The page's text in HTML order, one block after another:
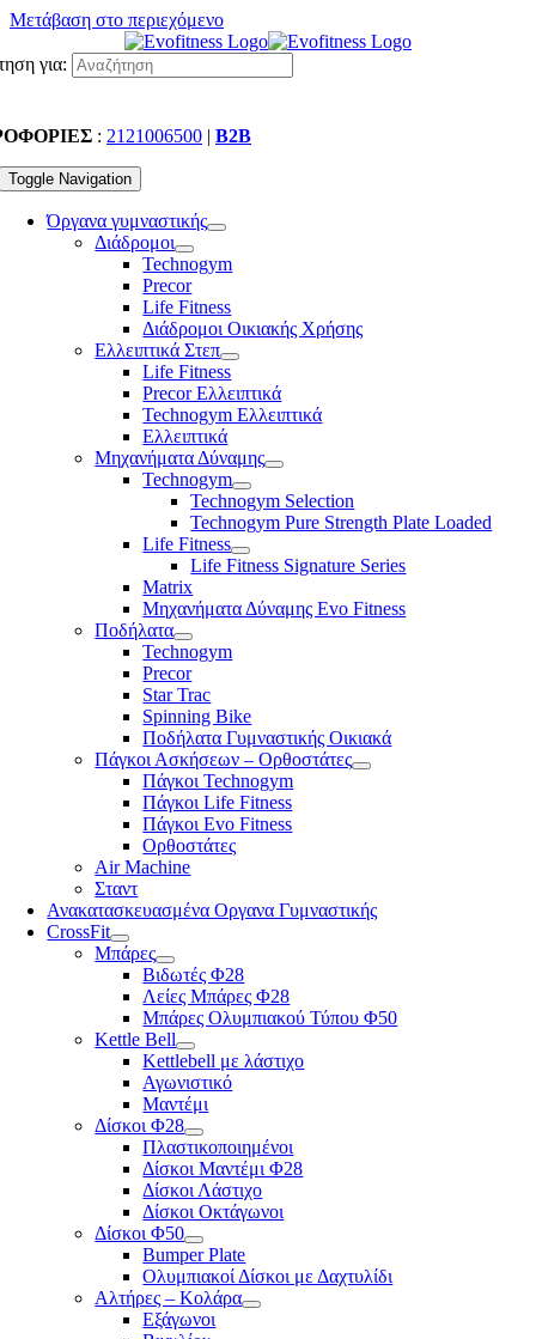
Μετάβαση στο περιεχόμενο
για:
: 2121006500 | B2B
Toggle Navigation
Όργανα γυμναστικής
Διάδρομοι
Technogym
Precor
Life Fitness
Διάδρομοι Οικιακής Χρήσης
Ελλειπτικά Στεπ
Life Fitness
Precor Ελλειπτικά
Technogym Ελλειπτικά
Ελλειπτικά
Μηχανήματα Δύναμης
Technogym
Technogym Selection
Technogym Pure Strength Plate Loaded
Life Fitness
Life Fitness Signature Series
Matrix
Μηχανήματα Δύναμης Evo Fitness
Ποδήλατα
Technogym
Precor
Star Trac
Spinning Bike
Ποδήλατα Γυμναστικής Οικιακά
Πάγκοι Ασκήσεων – Ορθοστάτες
Πάγκοι Technogym
Πάγκοι Life Fitness
Πάγκοι Evo Fitness
Ορθοστάτες
Air Machine
Σταντ
Ανακατασκευασμένα Οργανα Γυμναστικής
CrossFit
Μπάρες
Βιδωτές Φ28
Λείες Μπάρες Φ28
Μπάρες Ολυμπιακού Τύπου Φ50
Kettle Bell
Kettlebell με λάστιχο
Αγωνιστικό
Μαντέμι
Δίσκοι Φ28
Πλαστικοποιημένοι
Δίσκοι Μαντέμι Φ28
Δίσκοι Λάστιχο
Δίσκοι Οκτάγωνοι
Δίσκοι Φ50
Bumper Plate
Ολυμπιακοί Δίσκοι με Δαχτυλίδι
Αλτήρες – Κολάρα
Εξάγωνοι